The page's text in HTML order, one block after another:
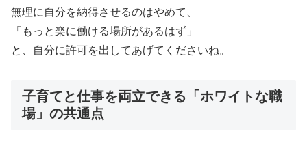
無理に自分を納得させるのはやめて、
「もっと楽に働ける場所があるはず」
と、自分に許可を出してあげてくださいね。
子育てと仕事を両立できる「ホワイトな職
場」の共通点